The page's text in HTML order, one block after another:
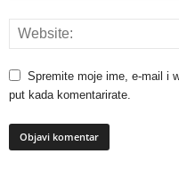
Spremite moje ime, e-mail i
put kada komentarirate.